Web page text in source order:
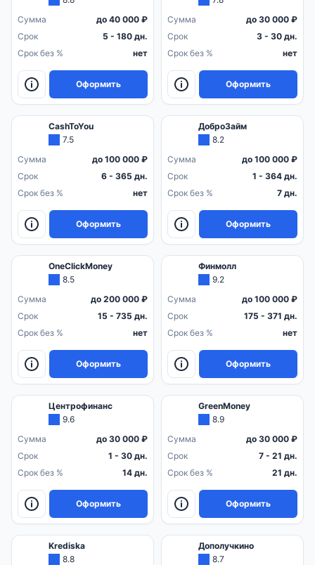
Сумма
до 40 000 ₽
Срок
5 - 180 дн.
Срок без %
нет
Оформить
Сумма
до 30 000 ₽
Срок
3 - 30 дн.
Срок без %
нет
Оформить
CashToYou
7.5
Сумма
до 100 000 ₽
Срок
6 - 365 дн.
Срок без %
нет
Оформить
ДоброЗайм
8.2
Сумма
до 100 000 ₽
Срок
1 - 364 дн.
Срок без %
7 дн.
Оформить
OneClickMoney
8.5
Сумма
до 200 000 ₽
Срок
15 - 735 дн.
Срок без %
нет
Оформить
Финмолл
9.2
Сумма
до 100 000 ₽
Срок
175 - 371 дн.
Срок без %
нет
Оформить
Центрофинанс
9.6
Сумма
до 30 000 ₽
Срок
1 - 30 дн.
Срок без %
14 дн.
Оформить
GreenMoney
8.9
Сумма
до 30 000 ₽
Срок
7 - 21 дн.
Срок без %
21 дн.
Оформить
Krediska
8.8
Дополучкино
8.7